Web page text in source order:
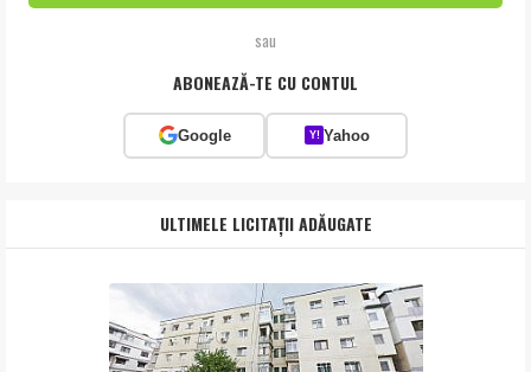
sau
ABONEAZĂ-TE CU CONTUL
Google Y! Yahoo
ULTIMELE LICITAȚII ADĂUGATE